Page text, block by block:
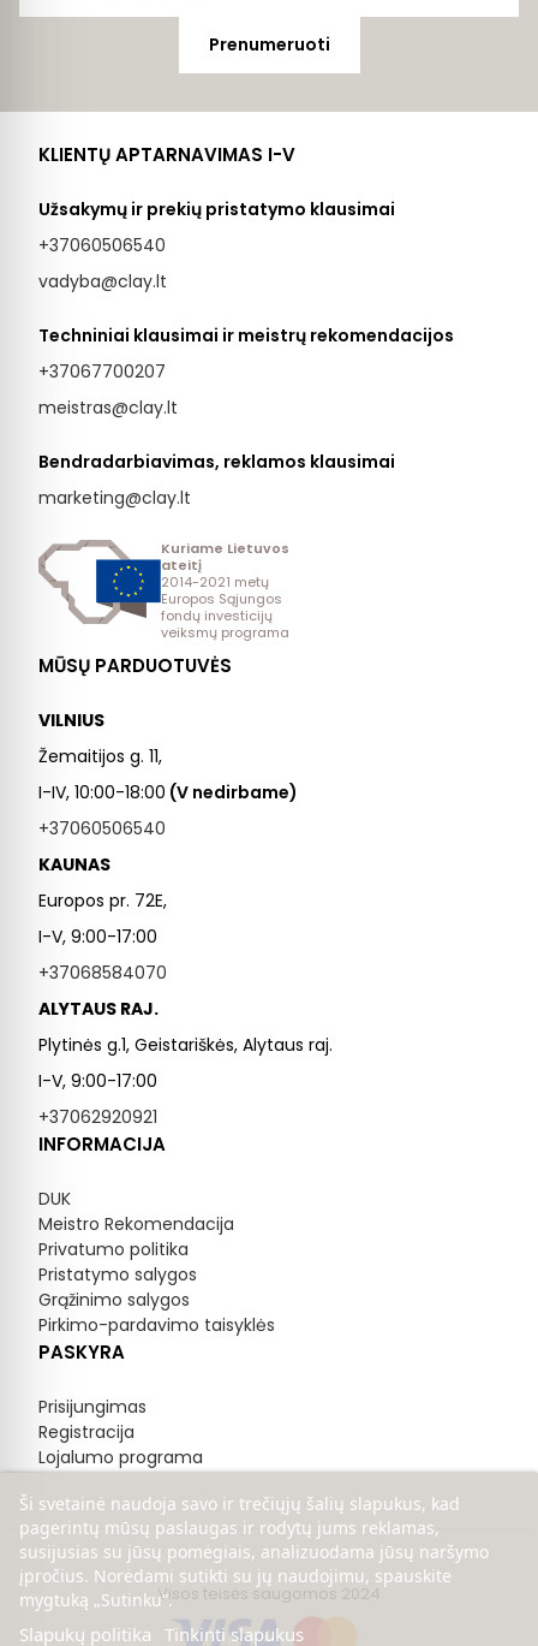
Prenumeruoti
KLIENTŲ APTARNAVIMAS I-V
Užsakymų ir prekių pristatymo klausimai
+37060506540
vadyba@clay.lt
Techniniai klausimai ir meistrų rekomendacijos
+37067700207
meistras@clay.lt
Bendradarbiavimas, reklamos klausimai
marketing@clay.lt
Kuriame Lietuvos
ateitį
2014-2021 metų
Europos Sąjungos
fondų investicijų
veiksmų programa
MŪSŲ PARDUOTUVĖS
VILNIUS
Žemaitijos g. 11,
I-IV, 10:00-18:00 (V nedirbame)
+37060506540
KAUNAS
Europos pr. 72E,
I-V, 9:00-17:00
+37068584070
ALYTAUS RAJ.
Plytinės g.1, Geistariškės, Alytaus raj.
I-V, 9:00-17:00
+37062920921
INFORMACIJA
DUK
Meistro Rekomendacija
Privatumo politika
Pristatymo salygos
Grąžinimo salygos
Pirkimo-pardavimo taisyklės
PASKYRA
Prisijungimas
Registracija
Lojalumo programa
Ši svetainė naudoja savo ir trečiųjų šalių slapukus, kad
pagerintų mūsų paslaugas ir rodytų jums reklamas,
susijusias su jūsų pomėgiais, analizuodama jūsų naršymo
įpročius. Norėdami sutikti su jų naudojimu, spauskite
mygtuką „Sutinku“.
Slapukų politika Tinkinti slapukus
Visos teisės saugomos 2024